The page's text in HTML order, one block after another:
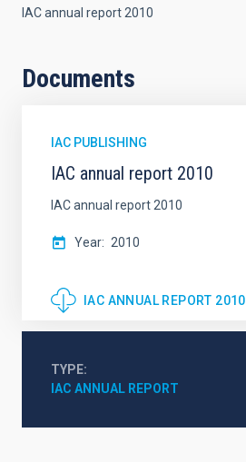
IAC annual report 2010
Documents
IAC PUBLISHING
IAC annual report 2010
IAC annual report 2010
Year 2010
IAC ANNUAL REPORT 2010
TYPE
IAC ANNUAL REPORT